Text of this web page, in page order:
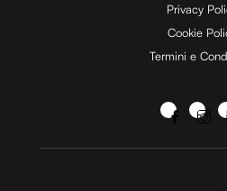
Privacy
Cookie
Termini e